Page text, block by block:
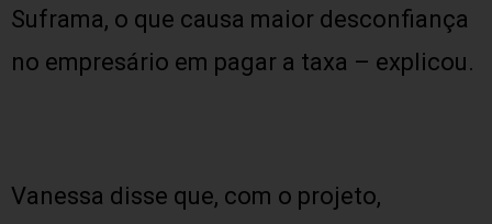
Suframa, o que causa maior desconfiança
no empresário em pagar a taxa – explicou.
Vanessa disse que, com o projeto,